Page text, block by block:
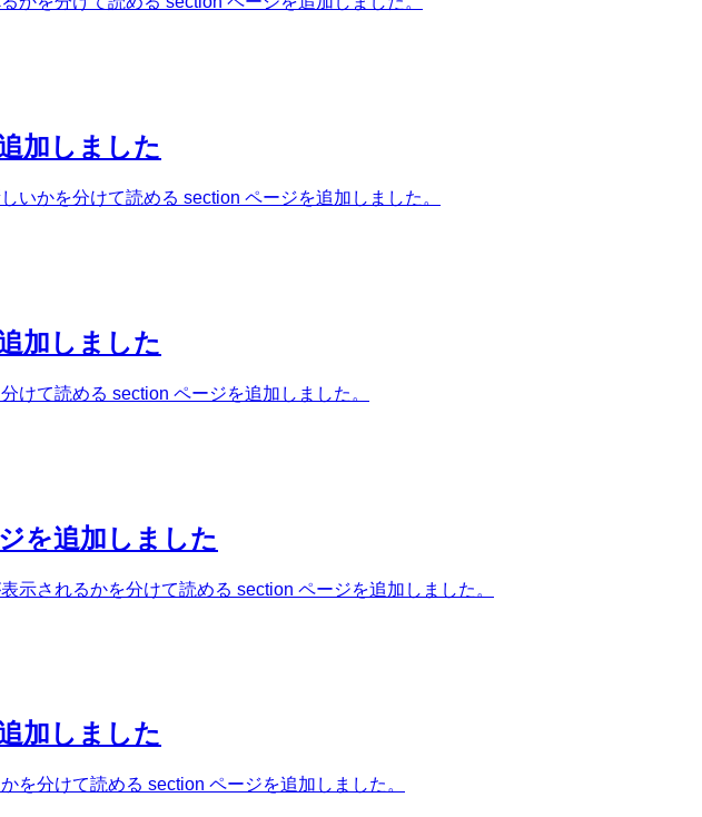
加しました
いかを分けて読める section ページを追加しました。
加しました
けて読める section ページを追加しました。
を追加しました
示されるかを分けて読める section ページを追加しました。
加しました
を分けて読める section ページを追加しました。